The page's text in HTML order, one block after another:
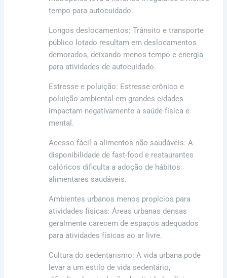
tempo para autocuidado.
Longos deslocamentos: Trânsito e transporte
público lotado resultam em deslocamentos
demorados, deixando menos tempo e energia
para atividades de autocuidado.
Estresse e poluição: Estresse crônico e
poluição ambiental em grandes cidades
impactam negativamente a saúde física e
mental.
Acesso fácil a alimentos não saudáveis: A
disponibilidade de fast-food e restaurantes
calóricos dificulta a adoção de hábitos
alimentares saudáveis.
Ambientes urbanos menos propícios para
atividades físicas: Áreas urbanas densas
geralmente carecem de espaços adequados
para atividades físicas ao ar livre.
Cultura do sedentarismo: A vida urbana pode
levar a um estilo de vida sedentário,